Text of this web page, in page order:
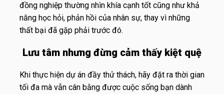
đồng nghiệp thường nhìn khía cạnh tốt cũng như khả
năng học hỏi, phản hồi của nhân sự, thay vì những
thất bại đã gặp phải trước đó.
Lưu tâm nhưng đừng cảm thấy kiệt quệ
Khi thực hiện dự án đầy thử thách, hãy đặt ra thời gian
tối đa mà vẫn cân bằng được cuộc sống bạn dành